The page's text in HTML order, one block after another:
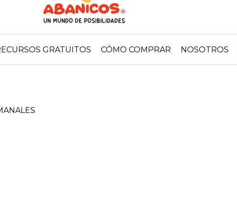
GRATUITOS CÓMO COMPRAR NOSOTROS